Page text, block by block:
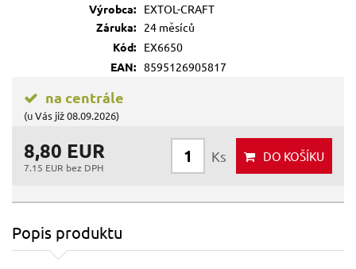
Výrobca:
EXTOL-CRAFT
Záruka:
24 měsíců
Kód:
EX6650
EAN: 8595126905817
na centrále
(u Vás již 08.09.2026)
8,80 EUR
7.15 EUR bez DPH
Ks DO KOŠÍKU
Popis produktu